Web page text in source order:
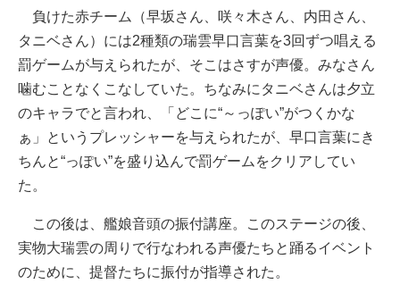
負けた赤チーム（早坂さん、咲々木さん、内田さん、
タニベさん）には2種類の瑞雲早口言葉を3回ずつ唱える
罰ゲームが与えられたが、そこはさすが声優。みなさん
噛むことなくこなしていた。ちなみにタニベさんは夕立
のキャラでと言われ、「どこに“～っぽい”がつくかな
ぁ」というプレッシャーを与えられたが、早口言葉にき
ちんと“っぽい”を盛り込んで罰ゲームをクリアしてい
た。
この後は、艦娘音頭の振付講座。このステージの後、
実物大瑞雲の周りで行なわれる声優たちと踊るイベント
のために、提督たちに振付が指導された。